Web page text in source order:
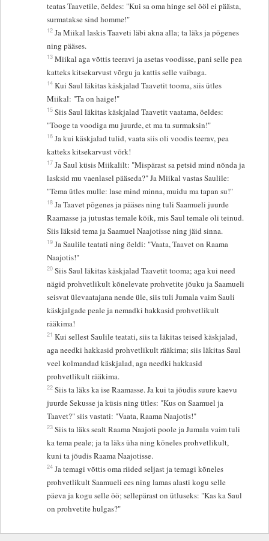
teatas Taavetile, öeldes: "Kui sa oma hinge sel ööl ei päästa,
surmatakse sind homme!"
12 Ja Miikal laskis Taaveti läbi akna alla; ta läks ja põgenes
ning pääses.
13 Miikal aga võttis teeravi ja asetas voodisse, pani selle pea
katteks kitsekarvust võrgu ja kattis selle vaibaga.
14 Kui Saul läkitas käskjalad Taavetit tooma, siis ütles
Miikal: "Ta on haige!"
15 Siis Saul läkitas käskjalad Taavetit vaatama, öeldes:
"Tooge ta voodiga mu juurde, et ma ta surmaksin!"
16 Ja kui käskjalad tulid, vaata siis oli voodis teerav, pea
katteks kitsekarvust võrk!
17 Ja Saul küsis Miikalilt: "Mispärast sa petsid mind nõnda ja
lasksid mu vaenlasel pääseda?" Ja Miikal vastas Saulile:
"Tema ütles mulle: lase mind minna, muidu ma tapan su!"
18 Ja Taavet põgenes ja pääses ning tuli Saamueli juurde
Raamasse ja jutustas temale kõik, mis Saul temale oli teinud.
Siis läksid tema ja Saamuel Naajotisse ning jäid sinna.
19 Ja Saulile teatati ning öeldi: "Vaata, Taavet on Raama
Naajotis!"
20 Siis Saul läkitas käskjalad Taavetit tooma; aga kui need
nägid prohvetlikult kõnelevate prohvetite jõuku ja Saamueli
seisvat ülevaatajana nende üle, siis tuli Jumala vaim Sauli
käskjalgade peale ja nemadki hakkasid prohvetlikult
rääkima!
21 Kui sellest Saulile teatati, siis ta läkitas teised käskjalad,
aga needki hakkasid prohvetlikult rääkima; siis läkitas Saul
veel kolmandad käskjalad, aga needki hakkasid
prohvetlikult rääkima.
22 Siis ta läks ka ise Raamasse. Ja kui ta jõudis suure kaevu
juurde Sekusse ja küsis ning ütles: "Kus on Saamuel ja
Taavet?" siis vastati: "Vaata, Raama Naajotis!"
23 Siis ta läks sealt Raama Naajoti poole ja Jumala vaim tuli
ka tema peale; ja ta läks üha ning kõneles prohvetlikult,
kuni ta jõudis Raama Naajotisse.
24 Ja temagi võttis oma riided seljast ja temagi kõneles
prohvetlikult Saamueli ees ning lamas alasti kogu selle
päeva ja kogu selle öö; sellepärast on ütluseks: "Kas ka Saul
on prohvetite hulgas?"